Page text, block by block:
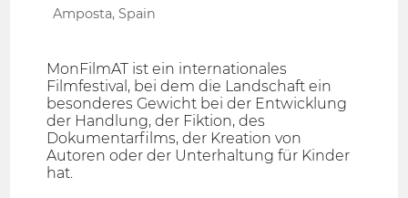
Amposta, Spain
MonFilmAT ist ein internationales
Filmfestival, bei dem die Landschaft ein
besonderes Gewicht bei der Entwicklung
der Handlung, der Fiktion, des
Dokumentarfilms, der Kreation von
Autoren oder der Unterhaltung für Kinder
hat.